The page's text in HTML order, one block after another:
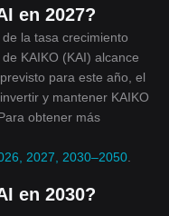
en 2027?
la tasa crecimiento
KAIKO (KAI) alcance
para este año, el
y mantener KAIKO
obtener más
2027, 2030–2050
en 2030?